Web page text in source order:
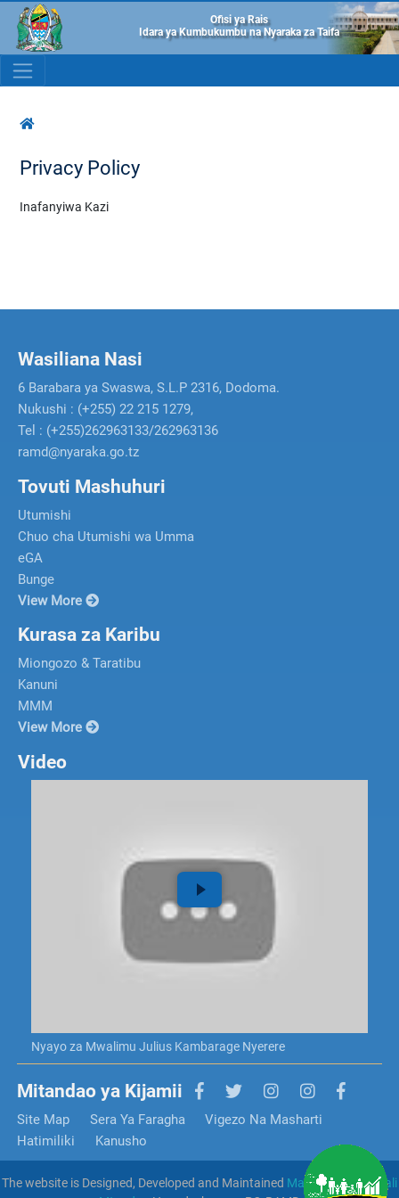
Ofisi ya Rais
Idara ya Kumbukumbu na Nyaraka za Taifa
Privacy Policy
Inafanyiwa Kazi
Wasiliana Nasi
6 Barabara ya Swaswa, S.L.P 2316, Dodoma.
Nukushi : (+255) 22 215 1279,
Tel : (+255)262963133/262963136
ramd@nyaraka.go.tz
Tovuti Mashuhuri
Utumishi
Chuo cha Utumishi wa Umma
eGA
Bunge
View More
Kurasa za Karibu
Miongozo & Taratibu
Kanuni
MMM
View More
Video
Nyayo za Mwalimu Julius Kambarage Nyerere
Mitandao ya Kijamii
Site Map Sera Ya Faragha
Vigezo Na Masharti
Hatimiliki
Kanusho
The website is Designed, Developed and Maintained Mamlaka Ya Serikali